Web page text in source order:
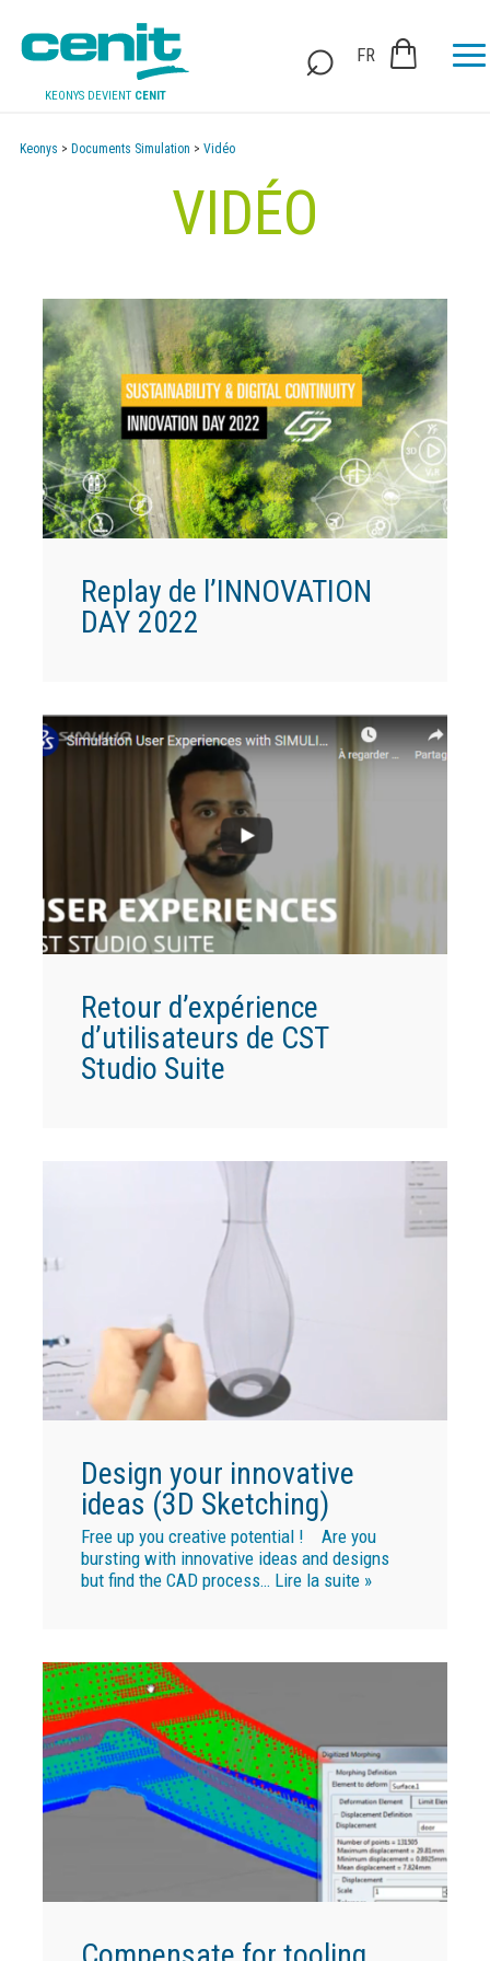
KEONYS DEVIENT CENIT
FR
Keonys > Documents Simulation > Vidéo
VIDÉO
Replay de l’INNOVATION
DAY 2022
Retour d’expérience
d’utilisateurs de CST
Studio Suite
Design your innovative
ideas (3D Sketching)
Free up you creative potential ! Are you
bursting with innovative ideas and designs
but find the CAD process… Lire la suite »